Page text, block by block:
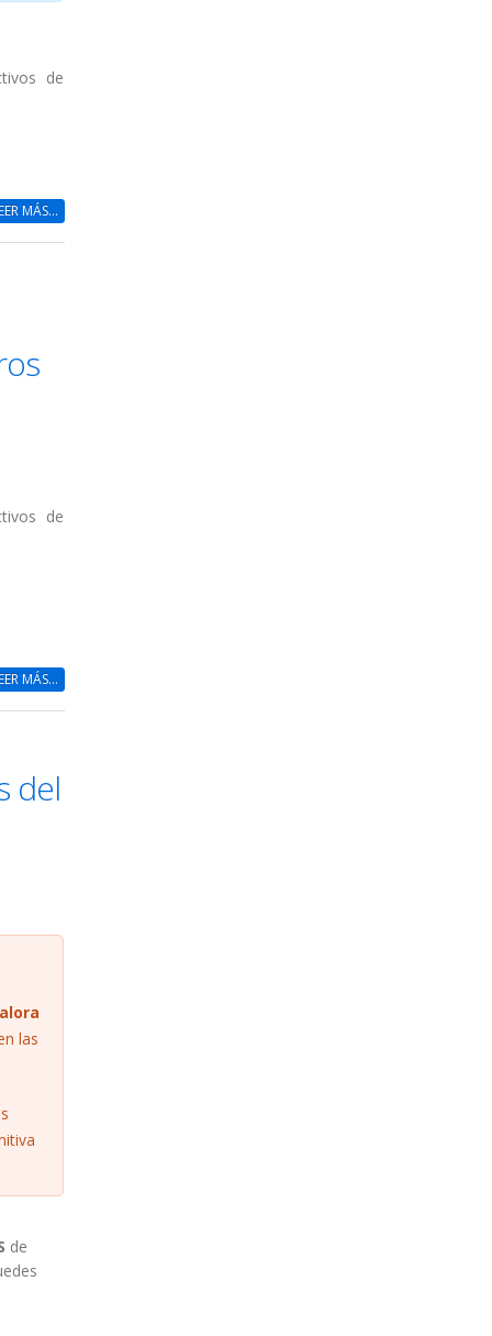
de
MÁS...
de
MÁS...
del
las
de